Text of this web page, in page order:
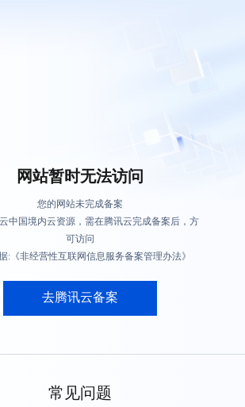
网站暂时无法访问
您的网站未完成备案
中国境内云资源，需在腾讯云完成备案后，方
可访问
:《非经营性互联网信息服务备案管理办法》
去腾讯云备案
常见问题